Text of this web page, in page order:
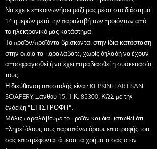
Να έχετε επικοινωνήσει μαζί μας μέσα στο διάστημα
14 ημερών μετά την παραλαβή των προϊόντων από
το ηλεκτρονικό μας κατάστημα.
Το προϊόν/προϊόντα βρίσκονται στην ίδια κατάσταση
στην οποία τα παραλάβατε, χωρίς δηλαδή να έχουν
αποσφραγισθεί ή να έχει παραβιασθεί η συσκευασία
τους.
Η διεύθυνση αποστολής είναι: KEPKINH ARTISAN
SOAPERY, Ξάνθου 15, Τ.Κ. 85300, ΚΩΣ με την
ένδειξη "ΕΠΙΣΤΡΟΦΗ".
Μόλις παραλάβουμε το προϊόν και διαπιστωθεί ότι
πληρεί όλους τους παραπάνω όρους επιστροφής του,
σας επιστρέφονται άμεσα τα χρήματα σας στον